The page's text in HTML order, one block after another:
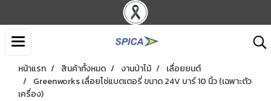
หน้าแรก สินค้าทั้งหมด งานป่าไม้
เลื่อยยนต์
Greenworks เลื่อยโซ่แบตเตอรี่ ขนาด 24V บาร์ 10 นิ้ว (เฉพาะตัว
เครื่อง)